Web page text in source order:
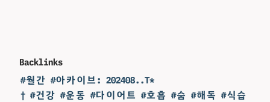
Backlinks
#월간 #아카이브: 202408..T*
† #건강 #운동 #다이어트 #호흡 #숨 #해독 #식습